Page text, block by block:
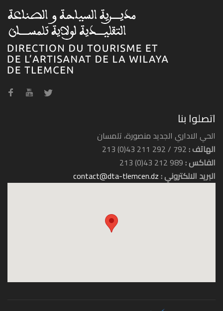
الصناعة التقليدية بتلمسان
الثقافة
اتصلوا بنا
الحي الاداري الجديد منصورة، تلمسان
الهاتف :792 / 292 211 43(0) 213
الفاكس :989 212 43(0) 213
البريد الالكتروني :contact@dta-tlemcen.dz